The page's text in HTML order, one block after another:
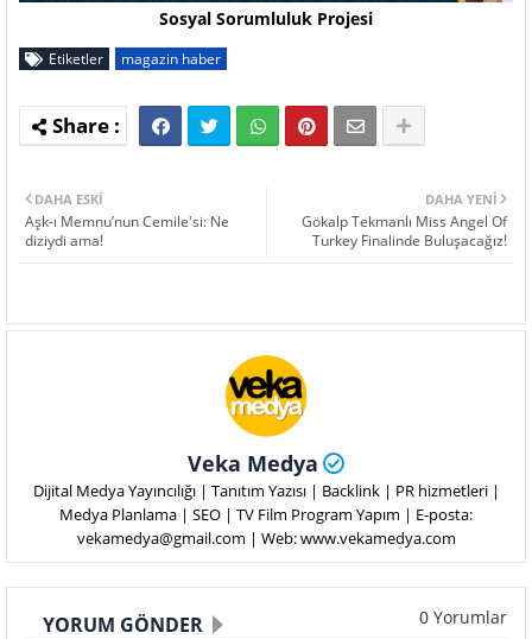
Sosyal Sorumluluk Projesi
Etiketler magazin haber
DAHA YENI
Gökalp Tekmanlı Miss Angel Of
Turkey Finalinde Buluşacağız!
DAHA ESKI
Aşk-ı Memnu’nun Cemile'si: Ne
diziydi ama!
Veka Medya
Dijital Medya Yayıncılığı | Tanıtım Yazısı | Backlink | PR hizmetleri |
Medya Planlama | SEO | TV Film Program Yapım | E-posta:
vekamedya@gmail.com | Web: www.vekamedya.com
YORUM GÖNDER 0 Yorumlar